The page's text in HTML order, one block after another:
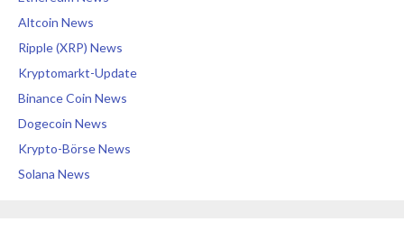
Altcoin News
Ripple (XRP) News
Kryptomarkt-Update
Binance Coin News
Dogecoin News
Krypto-Börse News
Solana News